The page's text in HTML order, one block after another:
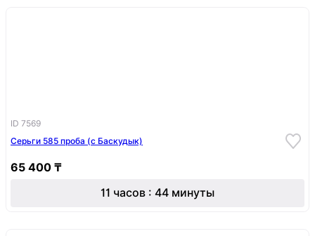
ID 7569
Серьги 585 проба (с Баскудык)
65 400 ₸
11 часов : 44 минуты